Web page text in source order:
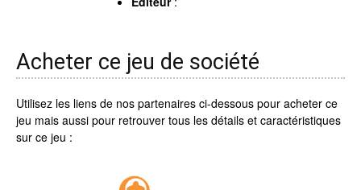
Acheter ce jeu de société
Utilisez les liens de nos partenaires ci-dessous pour acheter ce
jeu mais aussi pour retrouver tous les détails et caractéristiques
sur ce jeu :